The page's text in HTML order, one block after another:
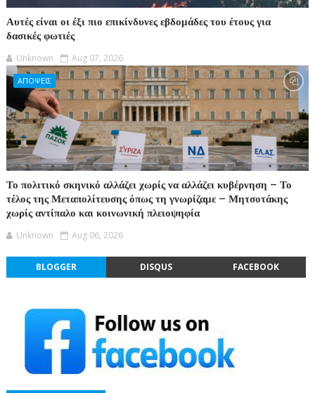
Αυτές είναι οι έξι πιο επικίνδυνες εβδομάδες του έτους για
δασικές φωτιές
Unknown Aug 07, 2026
ΑΠΟΨΕΙΣ
Το πολιτικό σκηνικό αλλάζει χωρίς να αλλάζει κυβέρνηση – Το
τέλος της Μεταπολίτευσης όπως τη γνωρίζαμε – Μητσοτάκης
χωρίς αντίπαλο και κοινωνική πλειοψηφία
Unknown Aug 06, 2026
BLOGGER DISQUS FACEBOOK